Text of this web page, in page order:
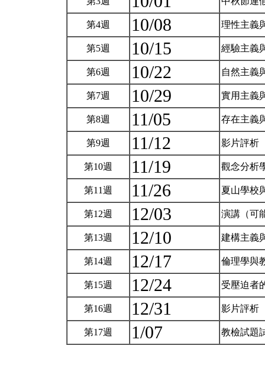
第4週 10/08 理性主義
第5週 10/15 經驗主義
第6週 10/22 自然主義
第7週 10/29 實用主義
第8週 11/05 存在主義
第9週 11/12 影片評析
第10週 11/19 觀念分析
第11週 11/26 夏山學校
第12週 12/03 演講（可
第13週 12/10 建構主義
第14週 12/17 倫理學與
第15週 12/24 受壓迫者
第16週 12/31 影片評析
第17週 1/07 教檢試題